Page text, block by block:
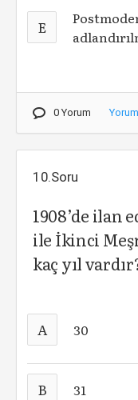
E
0 Yorum
10.Soru
1908’de
ile İkinci
kaç yıl
A 30
B 31